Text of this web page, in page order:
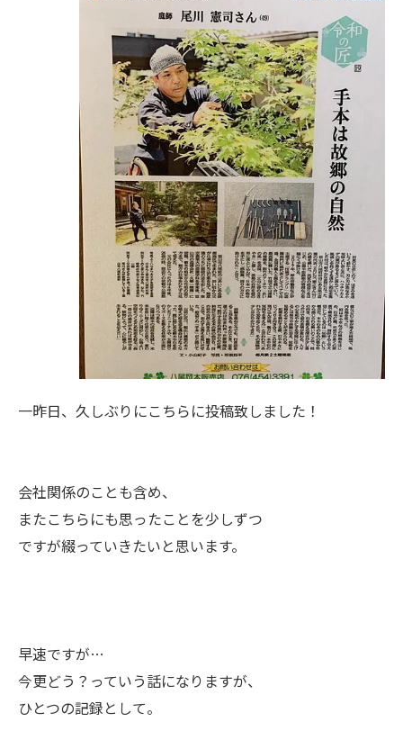
一昨日、久しぶりにこちらに投稿致しました！
会社関係のことも含め、
またこちらにも思ったことを少しずつ
ですが綴っていきたいと思います。
早速ですが…
今更どう？っていう話になりますが、
ひとつの記録として。